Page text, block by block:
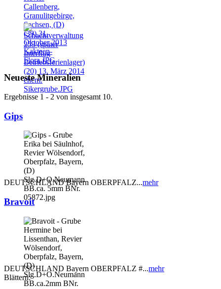
Neueste Mineralien
Ergebnisse 1 - 2 von insgesamt 10.
Gips
DEUTSCHLAND Bayern OBERPFALZ...mehr
Bravoit
DEUTSCHLAND Bayern OBERPFALZ #...mehr
Blättern: